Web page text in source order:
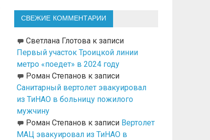
СВЕЖИЕ КОММЕНТАРИИ
Светлана Глотовак записи
Первый участок Троицкой линии
метро «поедет» в 2024 году
Роман Степанов к записи
Санитарный вертолет эвакуировал
из ТиНАО в больницу пожилого
мужчину
Роман Степанов к записи Вертолет
МАЦ эвакуировал из ТиНАО в